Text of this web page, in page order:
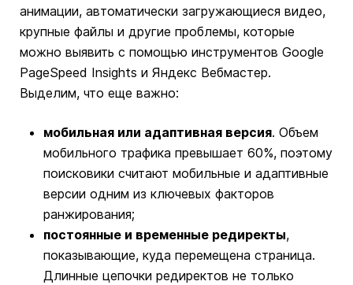
анимации, автоматически загружающиеся видео,
крупные файлы и другие проблемы, которые
можно выявить с помощью инструментов Google
PageSpeed Insights и Яндекс Вебмастер.
Выделим, что еще важно:
мобильная или адаптивная версия. Объем
мобильного трафика превышает 60%, поэтому
поисковики считают мобильные и адаптивные
версии одним из ключевых факторов
ранжирования;
постоянные и временные редиректы,
показывающие, куда перемещена страница.
Длинные цепочки редиректов не только